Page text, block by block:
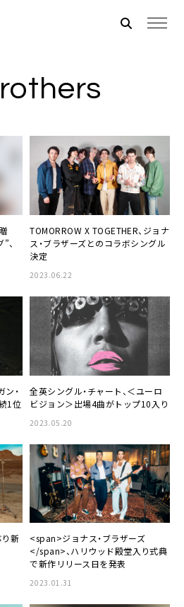
、
TOMORROW X TOGETHER、ジョナ
ス・ブラザーズとのコラボシングル
決定
2023.06.22
ン・
1位
全英シングル・チャート、＜ユーロ
ビジョン＞出場4曲がトップ10入り
2023.05.20
り新
<span>ジョナス・ブラザーズ
</span>、ハリウッド殿堂入り式典
で新作リリース日を発表
2023.01.31